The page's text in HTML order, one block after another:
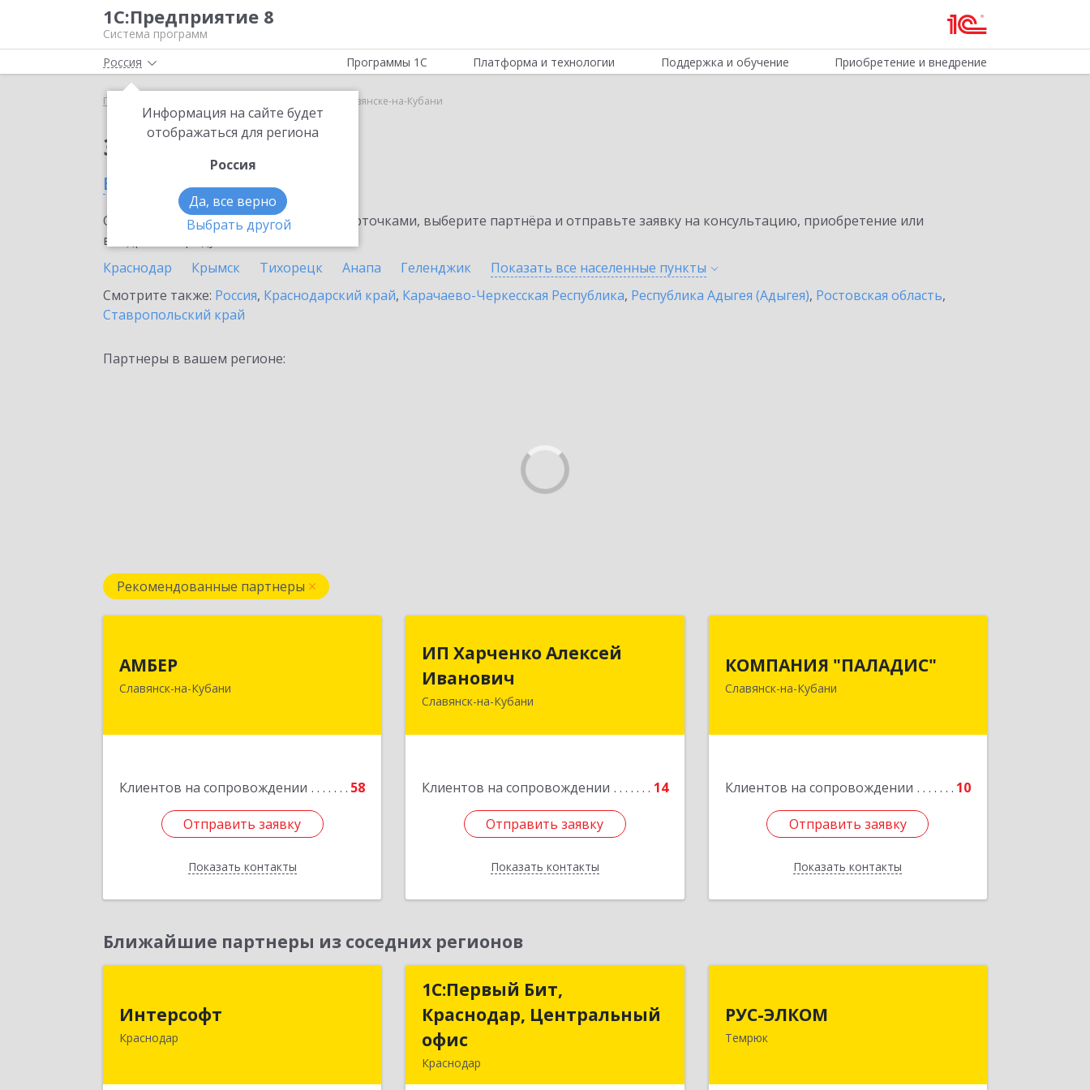
1С:Предприятие 8
Система программ
Россия
Информация на сайте будет
отображаться для региона
Россия
Да, все верно
Выбрать другой
Программы 1С Платформа и технологии Поддержка и обучение Приобретение и внедрение
Главная 1С-ЭПД в Славянске-на-Кубани
Заказать 1С-ЭПД
в Славянске-на-Кубани
Ознакомьтесь с информационными карточками, выберите партнёра и отправьте заявку на консультацию, приобретение или
внедрение продукта.
Краснодар
Крымск Тихорецк Анапа Геленджик Показать все населенные пункты
Смотрите также: Россия, Краснодарский край, Карачаево-Черкесская Республика, Республика Адыгея (Адыгея), Ростовская область,
Ставропольский край
Партнеры в вашем регионе:
Рекомендованные партнеры
АМБЕР
Славянск-на-Кубани
Клиентов на сопровождении 58
Отправить заявку
Показать контакты
Славянский р-н, Славянск-на-Кубани
Отправить заявку
Назад
ИП Харченко Алексей
Иванович
Славянск-на-Кубани
Клиентов на сопровождении 14
Отправить заявку
Показать контакты
ИП Харченко Алексей
Иванович
353 579, Краснодарский край,
Отправить заявку
Назад
КОМПАНИЯ "ПАЛАДИС"
Славянск-на-Кубани
Клиентов на сопровождении 10
Отправить заявку
Показать контакты
353560, Краснодарский край,
Славянский р-н, Славянск-на-Кубани
Отправить заявку
Назад
Ближайшие партнеры из соседних регионов
Интерсофт
Краснодар
350020, Краснодарский край,
Краснодар г, Рашпилевская ул, дом №
1С:Первый Бит,
Краснодар, Центральный
офис
Краснодар
1С:Первый Бит,
Краснодар, Центральный
РУС-ЭЛКОМ
Темрюк
Темрюкский р-н, Темрюк г, Ленина